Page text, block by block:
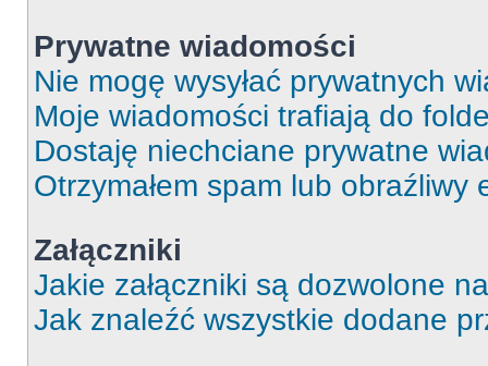
Prywatne wiadomości
Nie mogę wysyłać prywatnych
Moje wiadomości trafiają do
Dostaję niechciane prywatne
Otrzymałem spam lub
Załączniki
Jakie załączniki są dozwolone
Jak znaleźć wszystkie dodane